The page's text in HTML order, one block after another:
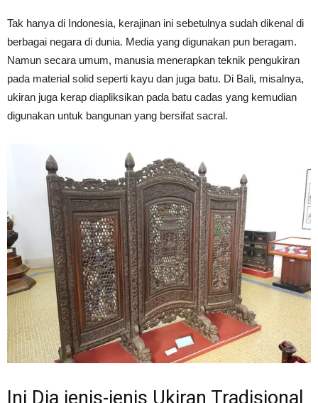
Tak hanya di Indonesia, kerajinan ini sebetulnya sudah dikenal di
berbagai negara di dunia. Media yang digunakan pun beragam.
Namun secara umum, manusia menerapkan teknik pengukiran
pada material solid seperti kayu dan juga batu. Di Bali, misalnya,
ukiran juga kerap diapliksikan pada batu cadas yang kemudian
digunakan untuk bangunan yang bersifat sacral.
Ini Dia jenis-jenis Ukiran Tradisional